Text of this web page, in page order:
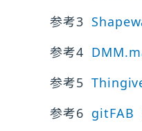
参考3
参考4
参考5
参考6 gitFAB